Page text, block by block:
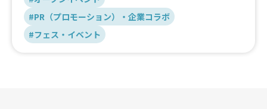
#PR（プロモーション）・企業コラボ
#フェス・イベント